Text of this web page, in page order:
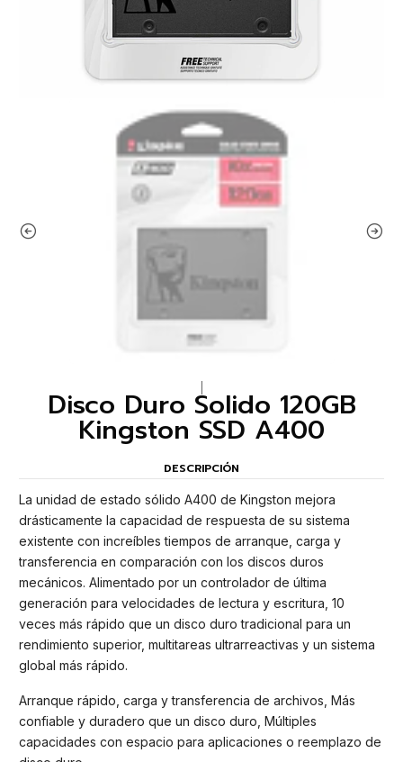
Disco Duro Solido 120GB
Kingston SSD A400
DESCRIPCIÓN
La unidad de estado sólido A400 de Kingston mejora
drásticamente la capacidad de respuesta de su sistema
existente con increíbles tiempos de arranque, carga y
transferencia en comparación con los discos duros
mecánicos. Alimentado por un controlador de última
generación para velocidades de lectura y escritura, 10
veces más rápido que un disco duro tradicional para un
rendimiento superior, multitareas ultrarreactivas y un sistema
global más rápido.
Arranque rápido, carga y transferencia de archivos, Más
confiable y duradero que un disco duro, Múltiples
capacidades con espacio para aplicaciones o reemplazo de